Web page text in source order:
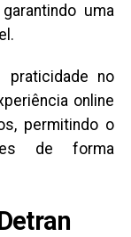
uma
praticidade no
online
permitindo o
de forma